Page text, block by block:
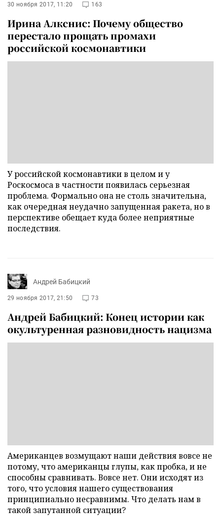
30 ноября 2017, 11:20 163
Ирина Алкснис: Почему общество
перестало прощать промахи
российской космонавтики
У российской космонавтики в целом и у
Роскосмоса в частности появилась серьезная
проблема. Формально она не столь значительна,
как очередная неудачно запущенная ракета, но в
перспективе обещает куда более неприятные
последствия.
Андрей Бабицкий
29 ноября 2017, 21:50 73
Андрей Бабицкий: Конец истории как
окультуренная разновидность нацизма
Американцев возмущают наши действия вовсе не
потому, что американцы глупы, как пробка, и не
способны сравнивать. Вовсе нет. Они исходят из
того, что условия нашего существования
принципиально несравнимы. Что делать нам в
такой запутанной ситуации?